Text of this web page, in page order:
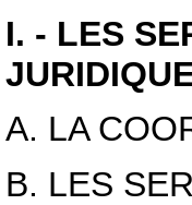
I. - LES
A. LA
B. LES